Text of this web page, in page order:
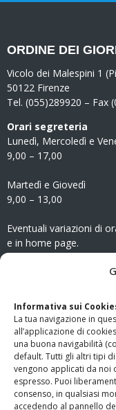
Informativa sui
La tua navigazione in
all’applicazione di
una buona navigabilità
default. Tutti gli altri tipi
vengono applicati da noi
espresso. Puoi
consenso, in qualsiasi
accedendo al pannello
ORDINE DEI
Vicolo dei Malespini 1
50122 Firenze
Tel. (055)289920 – Fax
Orari segreteria
Lunedì, Mercoledì e
9,00 – 17,00
Martedì e Giovedì
9,00 – 13,00
Eventuali variazioni di
e in home page.
www.odg.toscana.it –
Firenze al nr. 5208
Giampaolo Marchini –
LINK UTILI